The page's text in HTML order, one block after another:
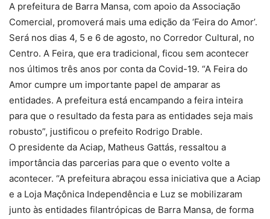
A prefeitura de Barra Mansa, com apoio da Associação
Comercial, promoverá mais uma edição da ‘Feira do Amor’.
Será nos dias 4, 5 e 6 de agosto, no Corredor Cultural, no
Centro. A Feira, que era tradicional, ficou sem acontecer
nos últimos três anos por conta da Covid-19. “A Feira do
Amor cumpre um importante papel de amparar as
entidades. A prefeitura está encampando a feira inteira
para que o resultado da festa para as entidades seja mais
robusto”, justificou o prefeito Rodrigo Drable.
O presidente da Aciap, Matheus Gattás, ressaltou a
importância das parcerias para que o evento volte a
acontecer. “A prefeitura abraçou essa iniciativa que a Aciap
e a Loja Maçônica Independência e Luz se mobilizaram
junto às entidades filantrópicas de Barra Mansa, de forma